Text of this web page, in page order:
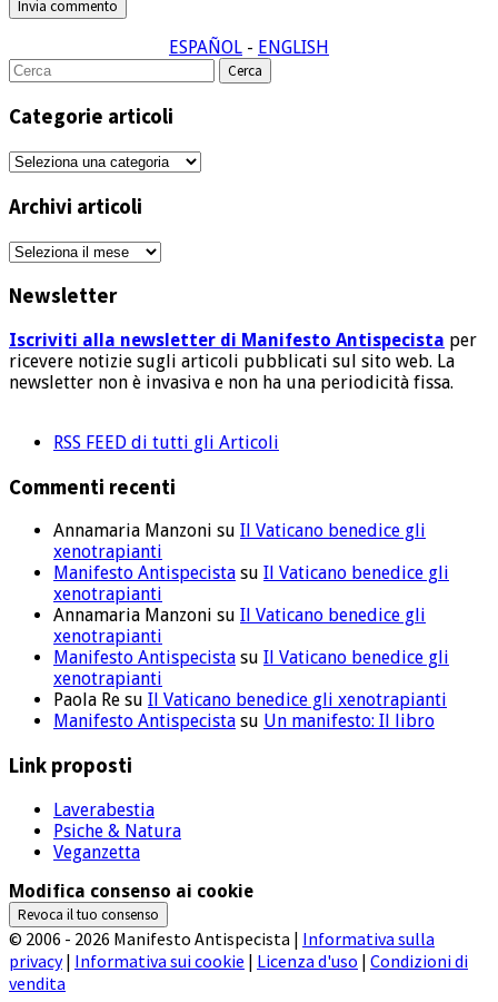
ESPAÑOL - ENGLISH
Cerca
per:
Categorie articoli
Categorie
Archivi articoli
Archivi
Newsletter
Iscriviti alla newsletter di Manifesto Antispecista per
ricevere notizie sugli articoli pubblicati sul sito web. La
newsletter non è invasiva e non ha una periodicità fissa.
RSS FEED di tutti gli Articoli
Commenti recenti
Annamaria Manzoni su Il Vaticano benedice gli
xenotrapianti
Manifesto Antispecista su Il Vaticano benedice gli
xenotrapianti
Annamaria Manzoni su Il Vaticano benedice gli
xenotrapianti
Manifesto Antispecista su Il Vaticano benedice gli
xenotrapianti
Paola Re su Il Vaticano benedice gli xenotrapianti
Manifesto Antispecista su Un manifesto: Il libro
Link proposti
Laverabestia
Psiche & Natura
Veganzetta
Modifica consenso ai cookie
Revoca il tuo consenso
© 2006 - 2026 Manifesto Antispecista | Informativa sulla
privacy| Informativa sui cookie | Licenza d'uso | Condizioni di
vendita